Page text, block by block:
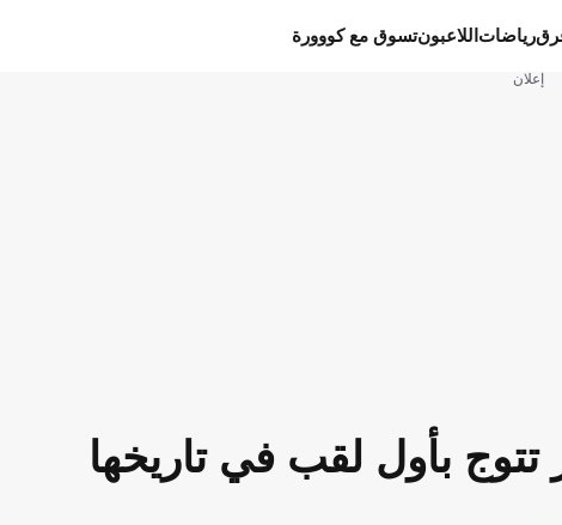
رياضات اللاعبونتسوق مع كووورة
إعلان
بأول لقب في تاريخها